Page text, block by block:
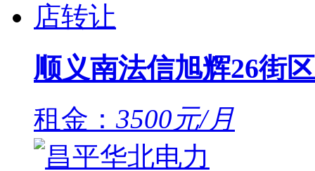
顺义南法信旭辉26街
租金： 3500元/月